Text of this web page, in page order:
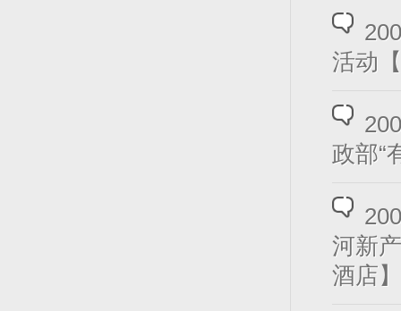
活动
政部“
河新
酒店